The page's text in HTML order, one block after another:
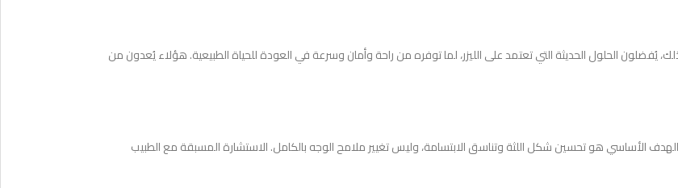
يُفضلون الحلول الحديثة التي تعتمد على الليزر، لما توفره من راحة وأمان وسرعة في العودة للحياة الطبيعية. هؤلاء يُعدون من
الأساسي هو تحسين شكل اللثة وتناسق الابتسامة، وليس تغيير ملامح الوجه بالكامل. الاستشارة المسبقة مع الطبيب